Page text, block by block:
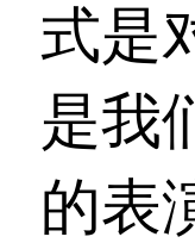
式是
是我
的表